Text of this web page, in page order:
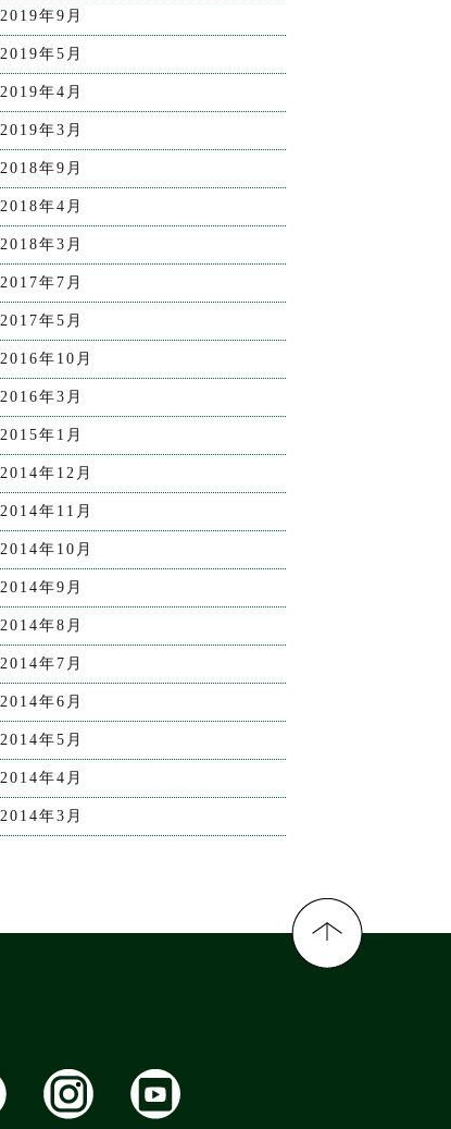
2019年9月
2019年5月
2019年4月
2019年3月
2018年9月
2018年4月
2018年3月
2017年7月
2017年5月
2016年10月
2016年3月
2015年1月
2014年12月
2014年11月
2014年10月
2014年9月
2014年8月
2014年7月
2014年6月
2014年5月
2014年4月
2014年3月